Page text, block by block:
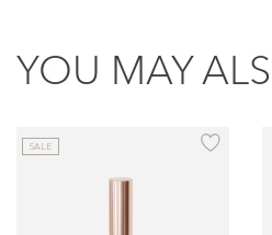
YOU MAY
SALE